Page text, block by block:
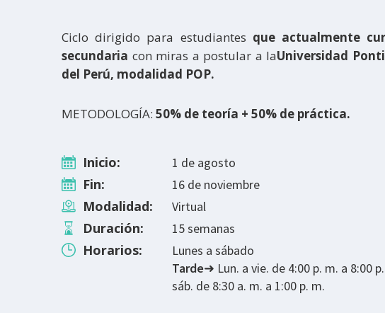
Ciclo dirigido para estudiantes que actualmente
secundaria con miras a postular a laUniversidad
del Perú, modalidad POP.
METODOLOGÍA: 50% de teoría + 50% de práctica.
Inicio: 1 de agosto
Fin: 16 de noviembre
Modalidad: Virtual
Duración: 15 semanas
Horarios:
Lunes a sábado
Tarde➜ Lun. a vie. de 4:00 p. m. a 8:00
sáb. de 8:30 a. m. a 1:00 p. m.